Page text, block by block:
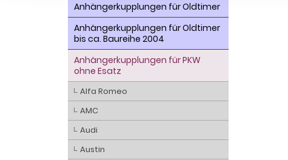
Anhängerkupplungen für Oldtimer
Anhängerkupplungen für Oldtimer
bis ca. Baureihe 2004
Anhängerkupplungen für PKW
ohne Esatz
Alfa Romeo
AMC
Audi
Austin